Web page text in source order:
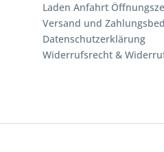
Laden Anfahrt
Versand und
Datenschutzerklärung
Widerrufsrecht &